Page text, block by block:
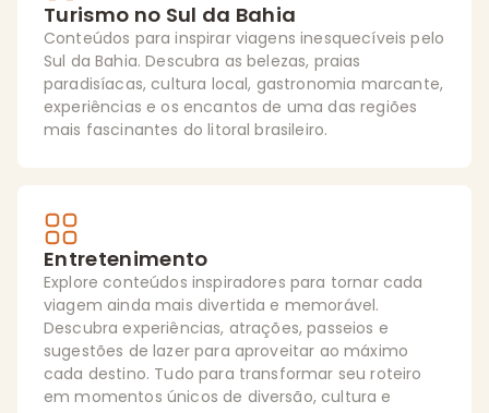
Turismo no Sul da Bahia
Conteúdos para inspirar viagens inesquecíveis pelo
Sul da Bahia. Descubra as belezas, praias
paradisíacas, cultura local, gastronomia marcante,
experiências e os encantos de uma das regiões
mais fascinantes do litoral brasileiro.
Entretenimento
Explore conteúdos inspiradores para tornar cada
viagem ainda mais divertida e memorável.
Descubra experiências, atrações, passeios e
sugestões de lazer para aproveitar ao máximo
cada destino. Tudo para transformar seu roteiro
em momentos únicos de diversão, cultura e